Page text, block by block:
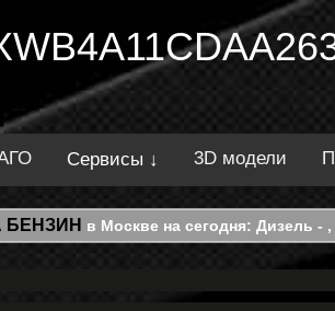
Сервисы ↓ 3D модели
в Москве на сегодня: Дизель -